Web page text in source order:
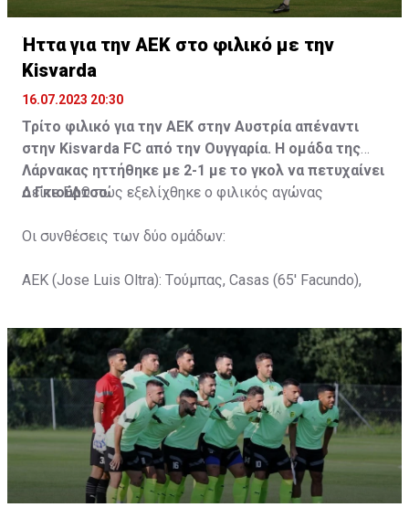
Ήττα για την ΑΕΚ στο φιλικό με την
Kisvarda
16.07.2023 20:30
Τρίτο φιλικό για την ΑΕΚ στην Αυστρία απέναντι
στην Kisvarda FC από την Ουγγαρία. Η ομάδα της
Λάρνακας ηττήθηκε με 2-1 με το γκολ να πετυχαίνει
ο Γκιούρτσο.
ΔείτεΕΔΩπώς εξελίχθηκε ο φιλικός αγώνας
Οι συνθέσεις των δύο ομάδων:
ΑΕΚ (Jose Luis Oltra): Tούμπας, Casas (65' Facundo),
Gyurcso), Κaptoum (46' Καψής (65' Mάμας), Roberge (65'
Tomovic), Aνδρέου (65' Angel) , Κωνσταντή (65' Sol),
Τζιωρτζής (65' Faraj), Κατελάρης (65' Milicevic).
Στον πάγκο: Piric, Στυλιανίδης, Tomovic, Καψής, Sol,
Faraj, Lopes, Angel, Milicevic, Pons, Εγγλέζου, Facundo,
Gonzalez, Guyrcso, Μάμας.
Κisvarda FC (Milos Kruscic): Kovacs, Navratil, Raul, Szor,